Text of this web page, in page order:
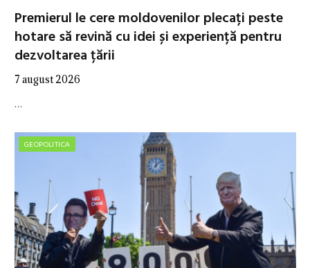
Premierul le cere moldovenilor plecați peste
hotare să revină cu idei și experiență pentru
dezvoltarea țării
7 august 2026
…
GEOPOLITICA